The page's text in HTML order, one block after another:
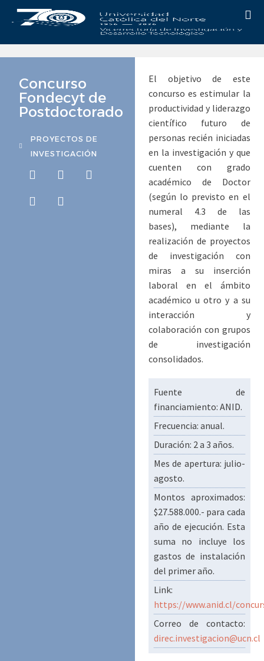
Concurso
Fondecyt de
Postdoctorado
PROYECTOS DE
INVESTIGACIÓN
El objetivo de este
concurso es estimular la
productividad y liderazgo
científico futuro de
personas recién iniciadas
en la investigación y que
cuenten con grado
académico de Doctor
(según lo previsto en el
numeral 4.3 de las
bases), mediante la
realización de proyectos
de investigación con
miras a su inserción
laboral en el ámbito
académico u otro y a su
interacción y
colaboración con grupos
de investigación
consolidados.
Fuente de
financiamiento: ANID.
Frecuencia: anual.
Duración: 2 a 3 años.
Mes de apertura: julio-
agosto.
Montos aproximados:
$27.588.000.- para cada
año de ejecución. Esta
suma no incluye los
gastos de instalación
del primer año.
Link:
https://www.anid.cl/
Correo de contacto:
direc.investigacion@ucn.cl